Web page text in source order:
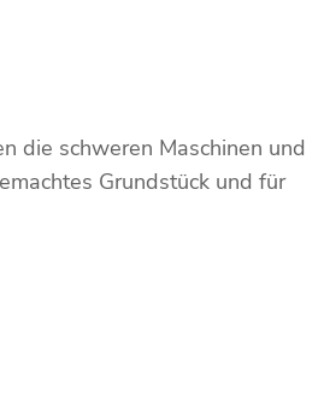
die schweren Maschinen und
Grundstück und für